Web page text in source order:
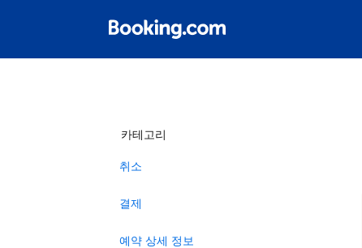
카테고리
취소
결제
예약 상세 정보